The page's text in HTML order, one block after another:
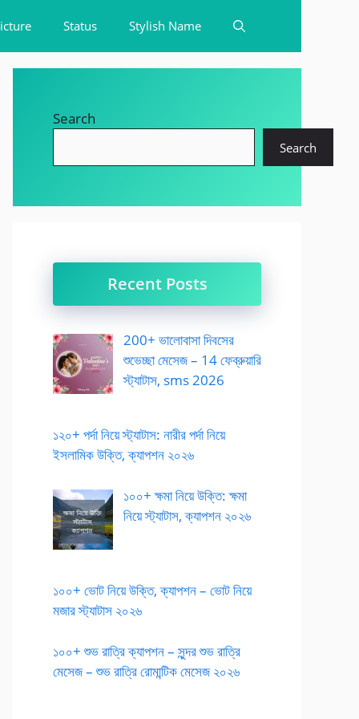
Status Stylish Name
Search
Search
Recent Posts
200+ ভালোবাসা দিবসের
শুভেচ্ছা মেসেজ – 14 ফেব্রুয়ারি
স্ট্যাটাস, sms 2026
১২০+ পর্দা নিয়ে স্ট্যাটাস: নারীর পর্দা নিয়ে
ইসলামিক উক্তি, ক্যাপশন ২০২৬
১০০+ ক্ষমা নিয়ে উক্তি: ক্ষমা
নিয়ে স্ট্যাটাস, ক্যাপশন ২০২৬
১০০+ ভোট নিয়ে উক্তি, ক্যাপশন – ভোট নিয়ে
মজার স্ট্যাটাস ২০২৬
১০০+ শুভ রাত্রি ক্যাপশন – সুন্দর শুভ রাত্রি
মেসেজ – শুভ রাত্রি রোমান্টিক মেসেজ ২০২৬